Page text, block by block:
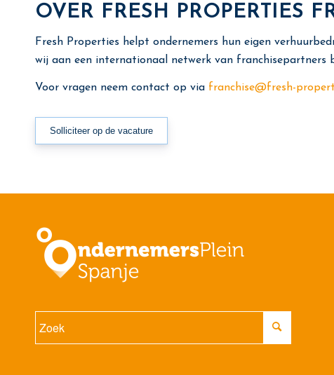
OVER FRESH PROPERTIES
Fresh Properties helpt ondernemers hun eigen
wij aan een internationaal netwerk van franchisepartners
Voor vragen neem contact op via franchise@fresh-